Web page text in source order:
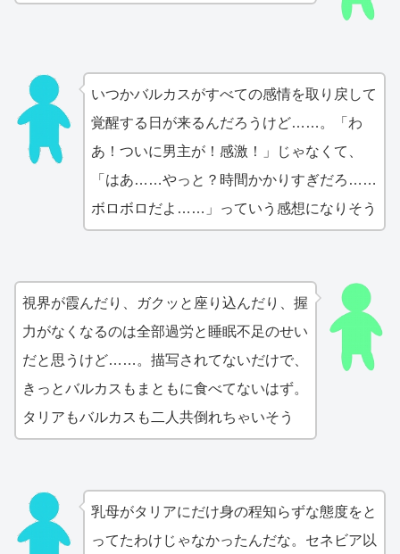
いつかバルカスがすべての感情を取り戻して
覚醒する日が来るんだろうけど……。「わ
あ！ついに男主が！感激！」じゃなくて、
「はあ……やっと？時間かかりすぎだろ……
ボロボロだよ……」っていう感想になりそう
視界が霞んだり、ガクッと座り込んだり、握
力がなくなるのは全部過労と睡眠不足のせい
だと思うけど……。描写されてないだけで、
きっとバルカスもまともに食べてないはず。
タリアもバルカスも二人共倒れちゃいそう
乳母がタリアにだけ身の程知らずな態度をと
ってたわけじゃなかったんだな。セネビア以